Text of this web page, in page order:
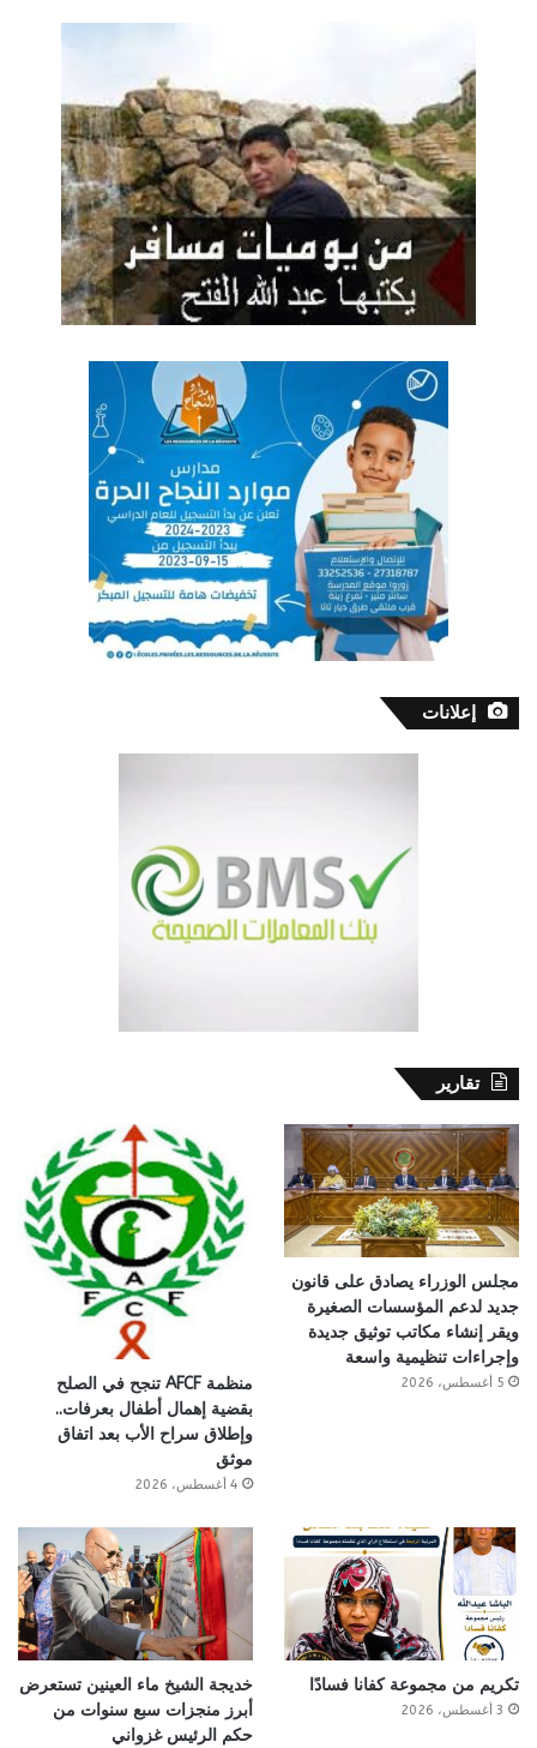
إعلانات
تقارير
مجلس الوزراء يصادق على قانون
جديد لدعم المؤسسات الصغيرة
ويقر إنشاء مكاتب توثيق جديدة
وإجراءات تنظيمية واسعة
5 أغسطس، 2026
منظمة AFCF تنجح في الصلح
بقضية إهمال أطفال بعرفات..
وإطلاق سراح الأب بعد اتفاق
موثق
4 أغسطس، 2026
تكريم من مجموعة كفانا فسادًا
3 أغسطس، 2026
خديجة الشيخ ماء العينين تستعرض
أبرز منجزات سبع سنوات من
حكم الرئيس غزواني